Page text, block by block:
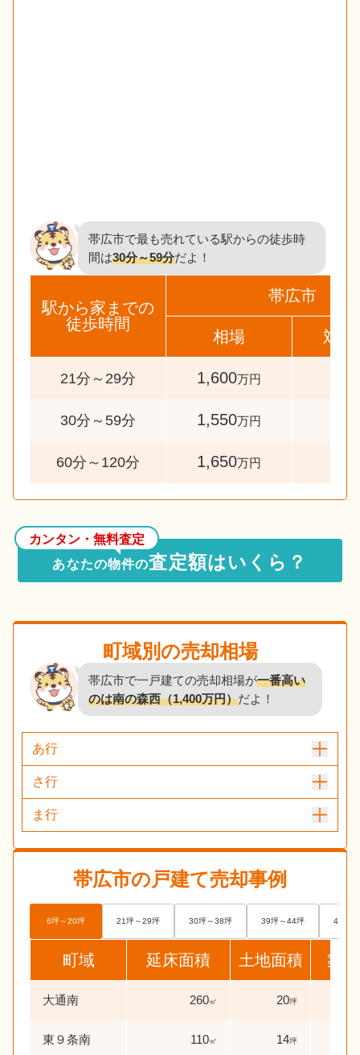
帯広市で最も売れている駅からの徒歩時
間は30分～59分だよ！
駅から家までの
徒歩時間
帯広市
相場 対象
21分～29分 1,600万円
30分～59分 1,550万円
60分～120分 1,650万円
カンタン・無料査定
あなたの物件の査定額はいくら？
町域別の売却相場
帯広市で一戸建ての売却相場が一番高い
のは南の森西（1,400万円）だよ！
あ行
さ行
ま行
帯広市の戸建て売却事例
6坪～20坪 21坪～29坪 30坪～38坪 39坪～44坪 45坪
町域 延床面積 土地面積 築
大通南 260㎡ 20坪
東９条南 110㎡ 14坪